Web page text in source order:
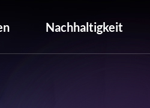
Nachhaltigkeit